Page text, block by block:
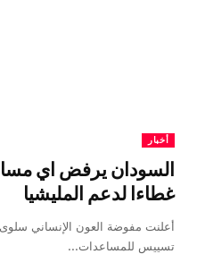
أخبار
السودان يرفض اي
غطاءا لدعم المليشيا
أعلنت مفوضة العون الإنساني
تسييس للمساعدات…